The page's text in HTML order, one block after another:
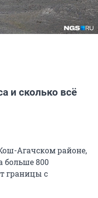
и сколько всё
Агачском районе,
больше 800
границы с